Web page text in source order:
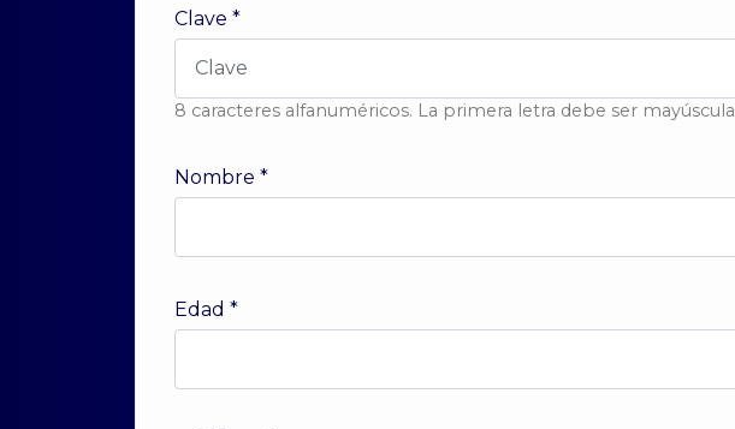
Clave *
8 caracteres alfanuméricos. La primera letra debe ser mayúscula
Nombre *
Edad *